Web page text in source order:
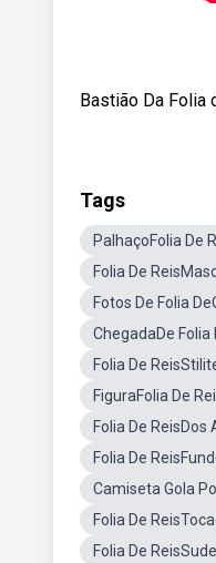
Bastião Da Folia
Tags
PalhaçoFolia De
Folia De
Fotos De Folia
ChegadaDe Folia
Folia De
FiguraFolia De
Folia De ReisDos
Folia De
Camiseta Gola
Folia De
Folia De